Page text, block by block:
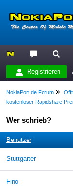
Registrieren
NokiaPort.de Forum
kostenloser Rapidshare
Wer schrieb?
Benutzer
Stuttgarter
Fino